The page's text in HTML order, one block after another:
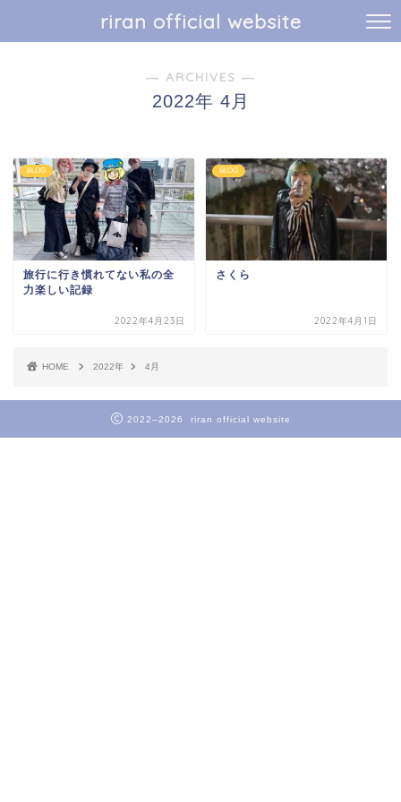
riran official website
― ARCHIVES ―
2022年 4月
BLOG
旅行に行き慣れてない私の全
力楽しい記録
2022年4月23日
BLOG
さくら
2022年4月1日
HOME 2022年 4月
2022–2026 riran official website